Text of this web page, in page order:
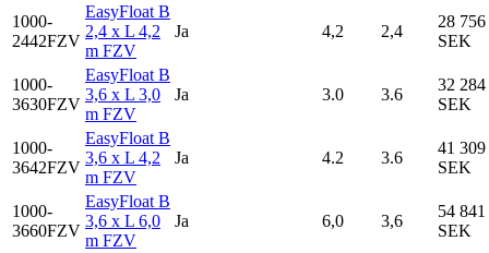
1000-
2442FZV
EasyFloat B
2,4 x L 4,2
m FZV
Ja 4,2 2,4
28 756
SEK
1000-
3630FZV
EasyFloat B
3,6 x L 3,0
m FZV
Ja 3.0 3.6
32 284
SEK
1000-
3642FZV
EasyFloat B
3,6 x L 4,2
m FZV
Ja 4.2 3.6
41 309
SEK
1000-
3660FZV
EasyFloat B
3,6 x L 6,0
m FZV
Ja 6,0 3,6
54 841
SEK